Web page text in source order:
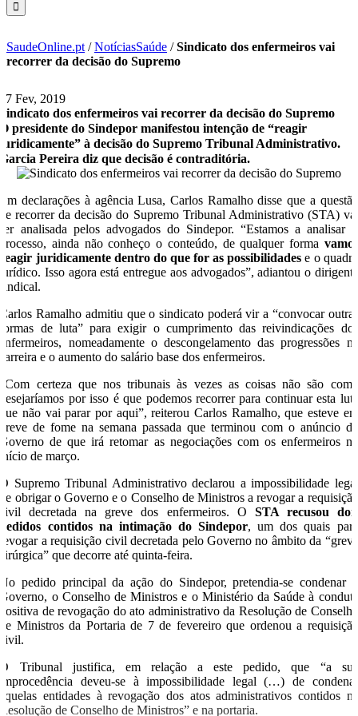
SaudeOnline.pt /NotíciasSaúde /Sindicato dos enfermeiros vai
recorrer da decisão do Supremo
27 Fev, 2019
Sindicato dos enfermeiros vai recorrer da decisão do Supremo
O presidente do Sindepor manifestou intenção de “reagir
juridicamente” à decisão do Supremo Tribunal Administrativo.
Garcia Pereira diz que decisão é contraditória.
Em declarações à agência Lusa, Carlos Ramalho disse que a questão
de recorrer da decisão do Supremo Tribunal Administrativo (STA) vai
ser analisada pelos advogados do Sindepor. “Estamos a analisar o
processo, ainda não conheço o conteúdo, de qualquer forma vamos
reagir juridicamente dentro do que for as possibilidades e o quadro
jurídico. Isso agora está entregue aos advogados”, adiantou o dirigente
sindical.
Carlos Ramalho admitiu que o sindicato poderá vir a “convocar outras
formas de luta” para exigir o cumprimento das reivindicações dos
enfermeiros, nomeadamente o descongelamento das progressões na
carreira e o aumento do salário base dos enfermeiros.
“Com certeza que nos tribunais às vezes as coisas não são como
desejaríamos por isso é que podemos recorrer para continuar esta luta
que não vai parar por aqui”, reiterou Carlos Ramalho, que esteve em
greve de fome na semana passada que terminou com o anúncio do
Governo de que irá retomar as negociações com os enfermeiros no
início de março.
O Supremo Tribunal Administrativo declarou a impossibilidade legal
de obrigar o Governo e o Conselho de Ministros a revogar a requisição
civil decretada na greve dos enfermeiros. O STA recusou dois
pedidos contidos na intimação do Sindepor, um dos quais para
revogar a requisição civil decretada pelo Governo no âmbito da “greve
cirúrgica” que decorre até quinta-feira.
No pedido principal da ação do Sindepor, pretendia-se condenar o
Governo, o Conselho de Ministros e o Ministério da Saúde à conduta
positiva de revogação do ato administrativo da Resolução de Conselho
de Ministros da Portaria de 7 de fevereiro que ordenou a requisição
civil.
O Tribunal justifica, em relação a este pedido, que “a sua
improcedência deveu-se à impossibilidade legal (…) de condenar
aquelas entidades à revogação dos atos administrativos contidos na
Resolução de Conselho de Ministros” e na portaria.